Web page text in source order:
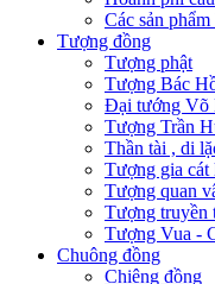
Các sản phẩm
Tượng đồng
Tượng phật
Tượng Bác
Đại tướng Võ
Tượng Trần
Thần tài , di
Tượng gia cát
Tượng quan
Tượng truyền
Tượng Vua -
Chuông đồng
Chiêng đồng